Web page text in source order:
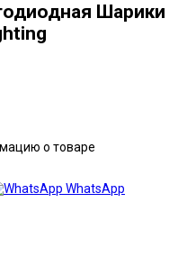
Шарики
о товаре
WhatsApp